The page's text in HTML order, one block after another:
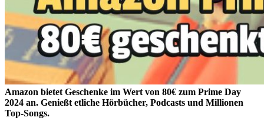
Amazon bietet Geschenke im Wert von 80€ zum Prime Day
2024 an. Genießt etliche Hörbücher, Podcasts und Millionen
Top-Songs.